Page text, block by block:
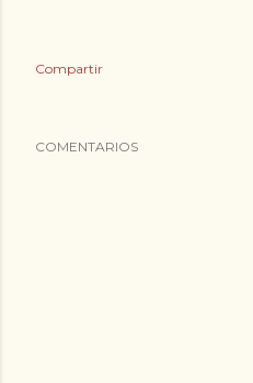
Compartir
COMENTARIOS